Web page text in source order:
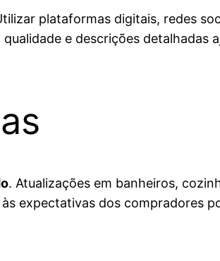
plataformas digitais, redes
e descrições detalhadas
. Atualizações em banheiros,
expectativas dos compradores